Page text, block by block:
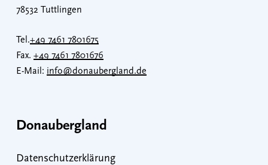
78532 Tuttlingen
Tel.+49 7461 7801675
Fax. +49 7461 7801676
E-Mail: info@donaubergland.de
Donaubergland
Datenschutzerklärung